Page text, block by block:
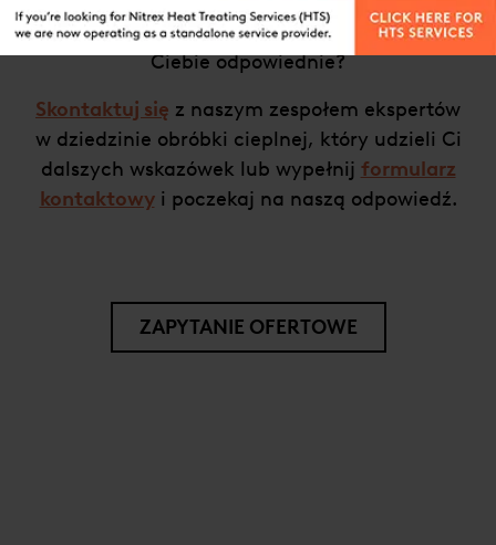
Nie wiesz, jaki proces lub usługa będą dla
Ciebie odpowiednie?
Skontaktuj się z naszym zespołem ekspertów
w dziedzinie obróbki cieplnej, który udzieli Ci
dalszych wskazówek lub wypełnij formularz
kontaktowyi poczekaj na naszą odpowiedź.
ZAPYTANIE OFERTOWE